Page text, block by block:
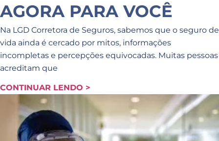
AGORA PARA VOCÊ
Na LGD Corretora de Seguros, sabemos que o seguro de
vida ainda é cercado por mitos, informações
incompletas e percepções equivocadas. Muitas pessoas
acreditam que
CONTINUAR LENDO >